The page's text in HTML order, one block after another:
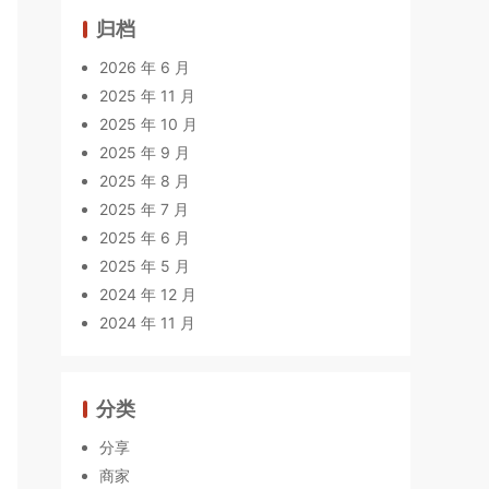
归档
2026 年 6 月
2025 年 11 月
2025 年 10 月
2025 年 9 月
2025 年 8 月
2025 年 7 月
2025 年 6 月
2025 年 5 月
2024 年 12 月
2024 年 11 月
分类
分享
商家